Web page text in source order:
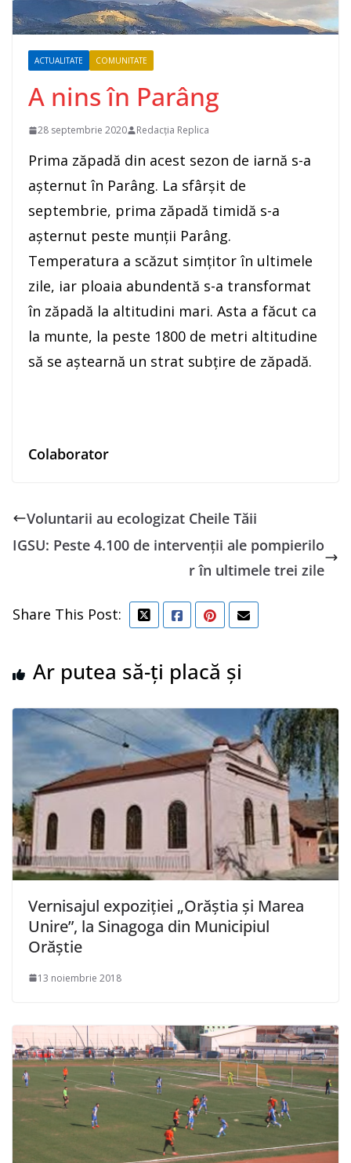
ACTUALITATE COMUNITATE
A nins în Parâng
28 septembrie 2020 Redacția Replica
Prima zăpadă din acest sezon de iarnă s-a
așternut în Parâng. La sfârșit de
septembrie, prima zăpadă timidă s-a
așternut peste munții Parâng.
Temperatura a scăzut simțitor în ultimele
zile, iar ploaia abundentă s-a transformat
în zăpadă la altitudini mari. Asta a făcut ca
la munte, la peste 1800 de metri altitudine
să se aștearnă un strat subțire de zăpadă.
Colaborator
Voluntarii au ecologizat Cheile Tăii
IGSU: Peste 4.100 de intervenţii ale pompierilo
r în ultimele trei zile
Share This Post:
Ar putea să-ți placă și
Vernisajul expoziției „Orăștia și Marea
Unire”, la Sinagoga din Municipiul
Orăștie
13 noiembrie 2018